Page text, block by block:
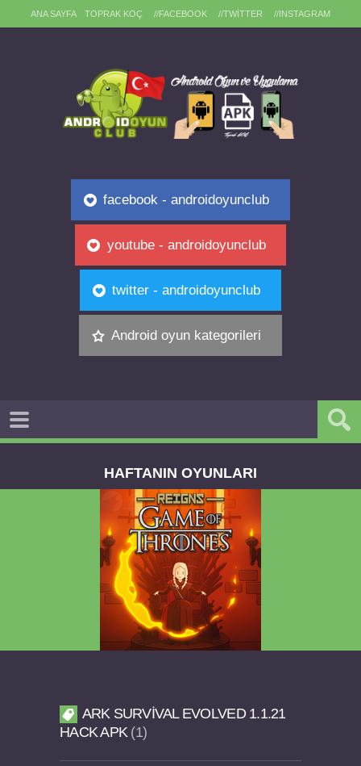
ANA SAYFA TOPRAK KOÇ //FACEBOOK //TWITTER //INSTAGRAM
facebook - androidoyunclub
youtube - androidoyunclub
twitter - androidoyunclub
Android oyun kategorileri
HAFTANIN OYUNLARI
ARK SURVIVAL EVOLVED 1.1.21
HACK APK 1